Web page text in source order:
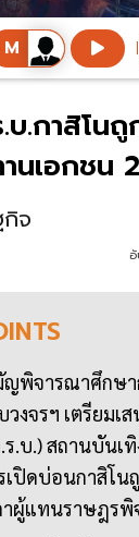
บ.กาสิโน
นเอกชน
กิจ
ญพิจารณาศึกษา
งจรฯ เตรียมเ
บ.) สถานบันเทิ
เปิดบ่อนกาสิโ
ผู้แทนราษฎรพิ